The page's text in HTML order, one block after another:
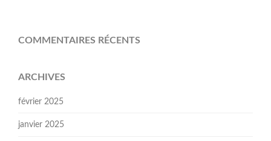
COMMENTAIRES RÉCENTS
ARCHIVES
février 2025
janvier 2025